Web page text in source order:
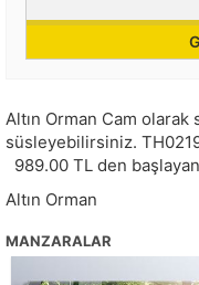
Altın Orman Cam olarak
süsleyebilirsiniz.
989.00 TL den
Altın Orman
MANZARALAR